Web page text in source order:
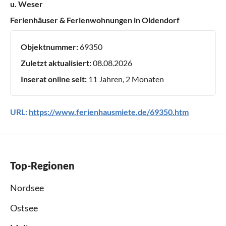
u. Weser
Ferienhäuser & Ferienwohnungen in Oldendorf
Objektnummer:69350
Zuletzt aktualisiert:08.08.2026
Inserat online seit: 11 Jahren, 2 Monaten
URL: https://www.ferienhausmiete.de/69350.htm
Top-Regionen
Nordsee
Ostsee